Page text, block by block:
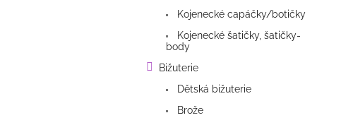
Kojenecké capáčky/botičky
Kojenecké šatičky, šatičky-
body
Bižuterie
Dětská bižuterie
Brože